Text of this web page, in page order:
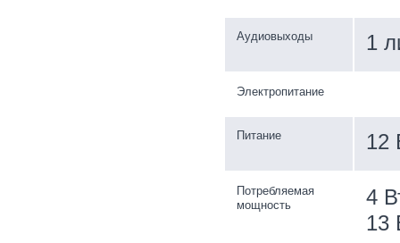
Аудиовыходы 1
Электропитание
Питание 12
Потребляемая
мощность
4
13